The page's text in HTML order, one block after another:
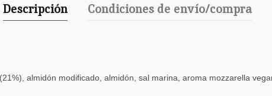
Descripción Condiciones de envío/compra
almidón modificado, almidón, sal marina, aroma mozzarella